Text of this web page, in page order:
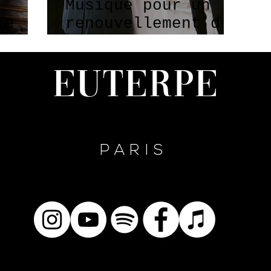
Musique pour un
renouvellement des
Euterpe
PARIS